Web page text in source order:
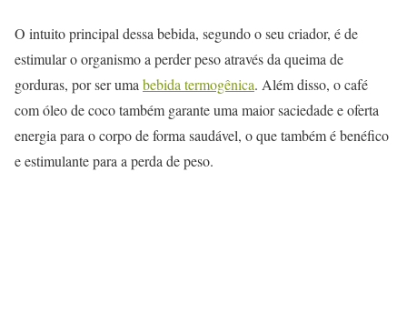
O intuito principal dessa bebida, segundo o seu criador, é de
estimular o organismo a perder peso através da queima de
gorduras, por ser uma bebida termogênica. Além disso, o café
com óleo de coco também garante uma maior saciedade e oferta
energia para o corpo de forma saudável, o que também é benéfico
e estimulante para a perda de peso.